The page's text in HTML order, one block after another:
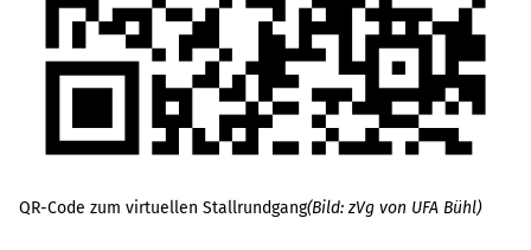
QR-Code zum virtuellen Stallrundgang(Bild: zVg von UFA Bühl)